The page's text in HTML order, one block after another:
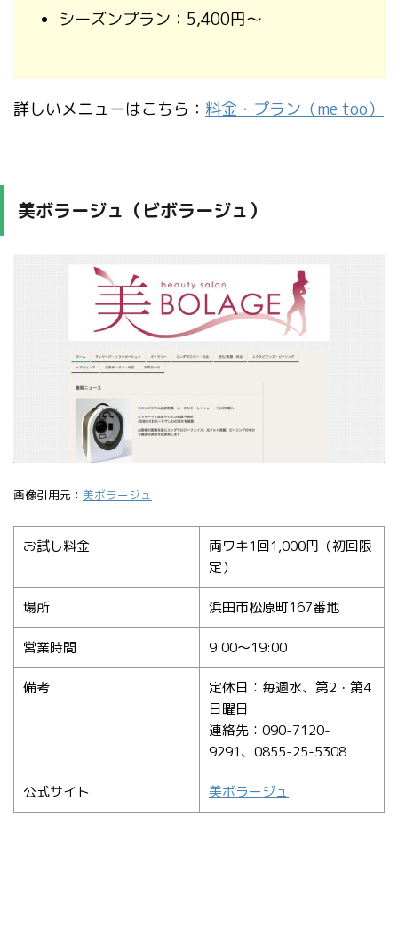
シーズンプラン：5,400円〜
詳しいメニューはこちら： 料金・プラン（me too）
美ボラージュ（ビボラージュ）
画像引用元： 美ボラージュ
お試し料金
両ワキ1回1,000円（初回限
定）
場所 浜田市松原町167番地
営業時間 9:00〜19:00
備考
定休日：毎週水、第2・第4
日曜日
連絡先：090-7120-
9291、0855-25-5308
公式サイト 美ボラージュ